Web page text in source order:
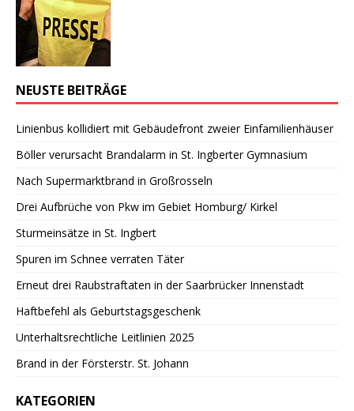
NEUSTE BEITRÄGE
Linienbus kollidiert mit Gebäudefront zweier Einfamilienhäuser
Böller verursacht Brandalarm in St. Ingberter Gymnasium
Nach Supermarktbrand in Großrosseln
Drei Aufbrüche von Pkw im Gebiet Homburg/ Kirkel
Sturmeinsätze in St. Ingbert
Spuren im Schnee verraten Täter
Erneut drei Raubstraftaten in der Saarbrücker Innenstadt
Haftbefehl als Geburtstagsgeschenk
Unterhaltsrechtliche Leitlinien 2025
Brand in der Försterstr. St. Johann
KATEGORIEN